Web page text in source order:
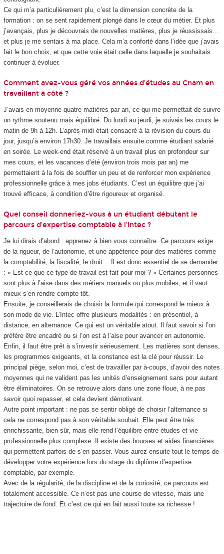
Ce qui m’a particulièrement plu, c’est la dimension concrète de la
formation : on se sent rapidement plongé dans le cœur du métier. Et plus
j’avançais, plus je découvrais de nouvelles matières, plus je réussissais…
et plus je me sentais à ma place. Cela m’a conforté dans l’idée que j’avais
fait le bon choix, et que cette voie était celle dans laquelle je souhaitais
continuer à évoluer.
Comment avez-vous géré vos années d’études au Cnam en
travaillant à côté ?
J’avais en moyenne quatre matières par an, ce qui me permettait de suivre
un rythme soutenu mais équilibré. Du lundi au jeudi, je suivais les cours le
matin de 9h à 12h. L’après-midi était consacré à la révision du cours du
jour, jusqu’à environ 17h30. Je travaillais ensuite comme étudiant salarié
en soirée. Le week-end était réservé à un travail plus en profondeur sur
mes cours, et les vacances d’été (environ trois mois par an) me
permettaient à la fois de souffler un peu et de renforcer mon expérience
professionnelle grâce à mes jobs étudiants. C’est un équilibre que j’ai
trouvé efficace, à condition d’être rigoureux et organisé.
Quel conseil donneriez-vous à un étudiant débutant le
parcours d’expertise comptable à l’Intec ?
Je lui dirais d’abord : apprenez à bien vous connaître. Ce parcours exige
de la rigueur, de l’autonomie, et une appétence pour des matières comme
la comptabilité, la fiscalité, le droit… Il est donc essentiel de se demander
: « Est-ce que ce type de travail est fait pour moi ? » Certaines personnes
sont plus à l’aise dans des métiers manuels ou plus mobiles, et il vaut
mieux s’en rendre compte tôt.
Ensuite, je conseillerais de choisir la formule qui correspond le mieux à
son mode de vie. L’Intec offre plusieurs modalités : en présentiel, à
distance, en alternance. Ce qui est un véritable atout. Il faut savoir si l’on
préfère être encadré ou si l’on est à l’aise pour avancer en autonomie.
Enfin, il faut être prêt à s’investir sérieusement. Les matières sont denses,
les programmes exigeants, et la constance est la clé pour réussir. Le
principal piège, selon moi, c’est de travailler par à-coups, d’avoir des notes
moyennes qui ne valident pas les unités d’enseignement sans pour autant
être éliminatoires. On se retrouve alors dans une zone floue, à ne pas
savoir quoi repasser, et cela devient démotivant.
Autre point important : ne pas se sentir obligé de choisir l’alternance si
cela ne correspond pas à son véritable souhait. Elle peut être très
enrichissante, bien sûr, mais elle rend l’équilibre entre études et vie
professionnelle plus complexe. Il existe des bourses et aides financières
qui permettent parfois de s’en passer. Vous aurez ensuite tout le temps de
développer votre expérience lors du stage du diplôme d’expertise
comptable, par exemple.
Avec de la régularité, de la discipline et de la curiosité, ce parcours est
totalement accessible. Ce n’est pas une course de vitesse, mais une
trajectoire de fond. Et c’est ce qui en fait aussi toute sa richesse !